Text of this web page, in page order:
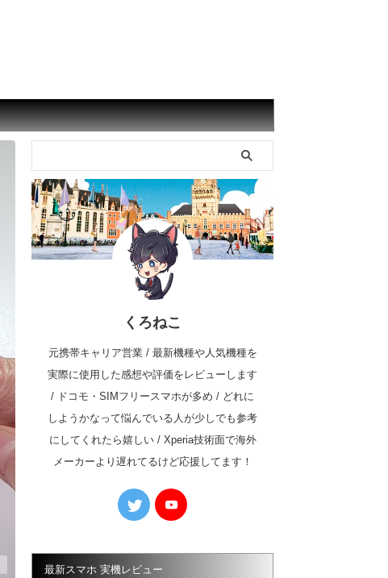
くろねこ
元携帯キャリア営業 / 最新機種や人気機種を
実際に使用した感想や評価をレビューします
/ ドコモ・SIMフリースマホが多め / どれに
しようかなって悩んでいる人が少しでも参考
にしてくれたら嬉しい / Xperia技術面で海外
メーカーより遅れてるけど応援してます！
最新スマホ 実機レビュー